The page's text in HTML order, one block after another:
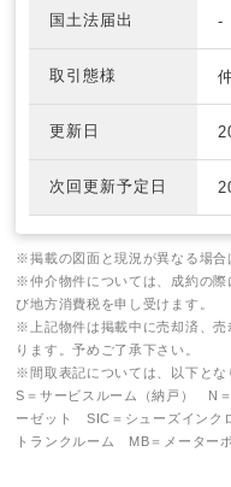
国土法届出 -
取引態様
更新日
次回更新予定日
※掲載の図面と現況が異なる場合
※仲介物件については、成約の際
び地方消費税を申し受けます。
※上記物件は掲載中に売却済、売
ります。予めご了承下さい。
※間取表記については、以下とな
S＝サービスルーム（納戸） N
ーゼット SIC＝シューズイン
トランクルーム MB＝メーター